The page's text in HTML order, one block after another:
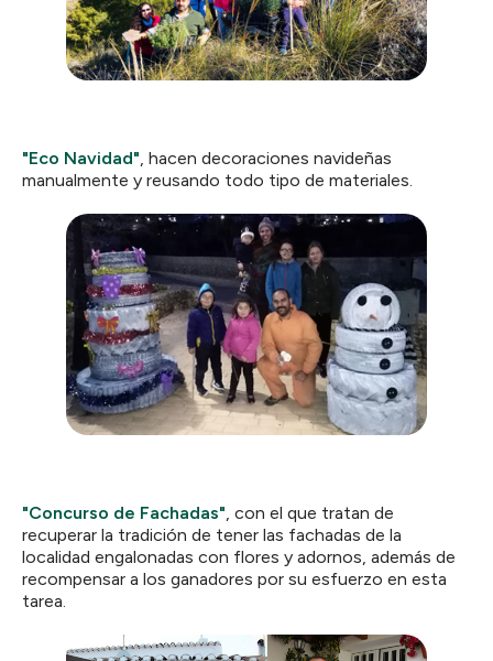
"Eco Navidad", hacen decoraciones navideñas
manualmente y reusando todo tipo de materiales.
"Concurso de Fachadas", con el que tratan de
recuperar la tradición de tener las fachadas de la
localidad engalonadas con flores y adornos, además de
recompensar a los ganadores por su esfuerzo en esta
tarea.